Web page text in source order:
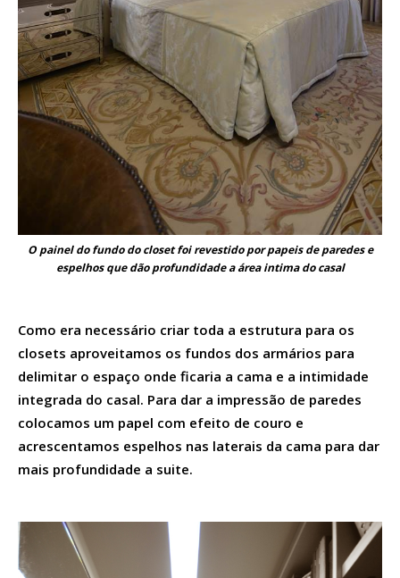
O painel do fundo do closet foi revestido por papeis de paredes e
espelhos que dão profundidade a área intima do casal
Como era necessário criar toda a estrutura para os
closets aproveitamos os fundos dos armários para
delimitar o espaço onde ficaria a cama e a intimidade
integrada do casal. Para dar a impressão de paredes
colocamos um papel com efeito de couro e
acrescentamos espelhos nas laterais da cama para dar
mais profundidade a suite.